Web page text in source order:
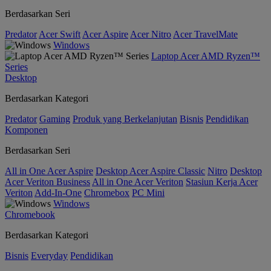
Berdasarkan Seri
Predator Acer Swift Acer Aspire Acer Nitro Acer TravelMate
Windows
Laptop Acer AMD Ryzen™
Series
Desktop
Berdasarkan Kategori
Predator Gaming Produk yang Berkelanjutan Bisnis Pendidikan
Komponen
Berdasarkan Seri
All in One Acer Aspire Desktop Acer Aspire Classic Nitro Desktop
Acer Veriton Business All in One Acer Veriton Stasiun Kerja Acer
Veriton Add-In-One Chromebox PC Mini
Windows
Chromebook
Berdasarkan Kategori
Bisnis Everyday Pendidikan